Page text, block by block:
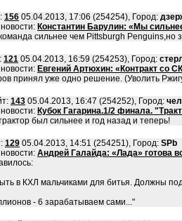
156 05.04.2013, 17:06 (254254), Город:
Константин Барулин: «Мы
сильнее чем Pittsburgh Penguins,но
121 05.04.2013, 16:59 (254253), Город:
Евгений Артюхин: «Контракт со
принял уже одно решение. (Уволить
143 05.04.2013, 16:47 (254252), Город:
Кубок Гагарина.1/2 финала.
был сильнее и год назад и теперь!
129 05.04.2013, 14:51 (254251), Город: SPb
Андрей Галайда: «Лада» готова
в КХЛ мальчиками для битья. Должны
- 6 зарабатываем сами..."